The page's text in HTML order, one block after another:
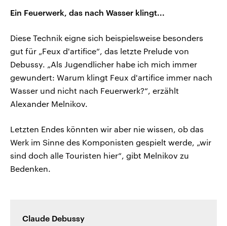
Ein Feuerwerk, das nach Wasser klingt...
Diese Technik eigne sich beispielsweise besonders
gut für „Feux d'artifice“, das letzte Prelude von
Debussy. „Als Jugendlicher habe ich mich immer
gewundert: Warum klingt Feux d'artifice immer nach
Wasser und nicht nach Feuerwerk?“, erzählt
Alexander Melnikov.
Letzten Endes könnten wir aber nie wissen, ob das
Werk im Sinne des Komponisten gespielt werde, „wir
sind doch alle Touristen hier“, gibt Melnikov zu
Bedenken.
Claude Debussy